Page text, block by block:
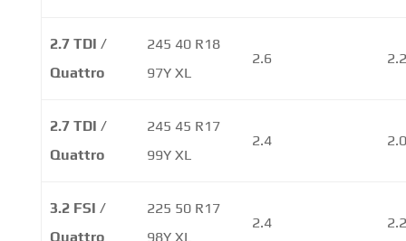
2.7 TDI /
Quattro
245 40 R18
97Y XL
2.6
2.7 TDI /
Quattro
245 45 R17
99Y XL
2.4
3.2 FSI /
Quattro
225 50 R17
98Y XL
2.4